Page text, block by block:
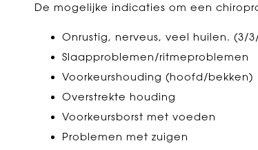
De mogelijke indicaties om een
Onrustig, nerveus, veel huilen. (3/
Slaapproblemen/ritmeproblemen
Voorkeurshouding (hoofd/bekken)
Overstrekte houding
Voorkeursborst met voeden
Problemen met zuigen